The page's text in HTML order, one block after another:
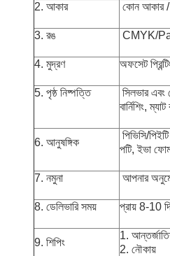
2. আকার কোন আকার /
3. রঙ CMYK/
4. মুদ্রণ অফসেট
5. পৃষ্ঠ নিষ্পত্তি
সিলভার এবং
বার্নিশিং, ম্যাট
6. আনুষঙ্গিক
পিভিসি/
পটি, ইভা
7. নমুনা আপনার
8. ডেলিভারি সময় প্রায় 8-10
9. শিপিং
1.
2. নৌকায়